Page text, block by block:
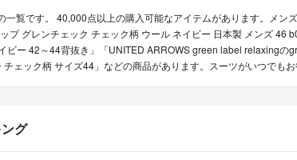
一覧です。 40,000点以上の購入可能なアイテムがあります。メン
プ グレンチェック チェック柄 ウール ネイビー 日本製 メンズ 46
ビー 42～44背抜き」「UNITED ARROWS green label relaxingの
ェック柄 サイズ44」などの商品があります。スーツがいつでもお
グ